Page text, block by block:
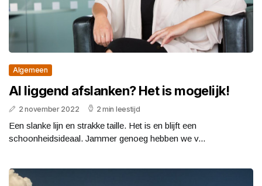
Algemeen
Al liggend afslanken? Het is mogelijk!
2 november 2022 2 min leestijd
Een slanke lijn en strakke taille. Het is en blijft een
schoonheidsideaal. Jammer genoeg hebben we v...